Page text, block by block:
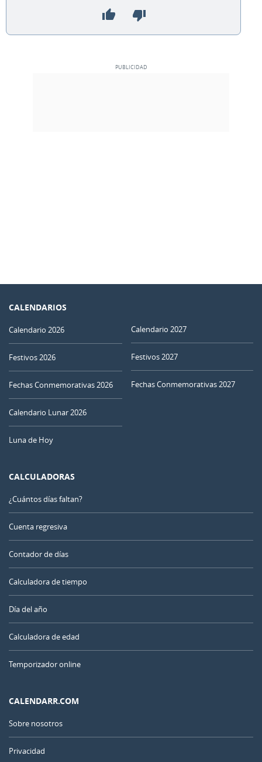
CALENDARIOS
Calendario 2026
Festivos 2026
Fechas Conmemorativas 2026
Calendario Lunar 2026
Luna de Hoy
Calendario 2027
Festivos 2027
Fechas Conmemorativas 2027
CALCULADORAS
¿Cuántos días faltan?
Cuenta regresiva
Contador de días
Calculadora de tiempo
Día del año
Calculadora de edad
Temporizador online
CALENDARR.COM
Sobre nosotros
Privacidad